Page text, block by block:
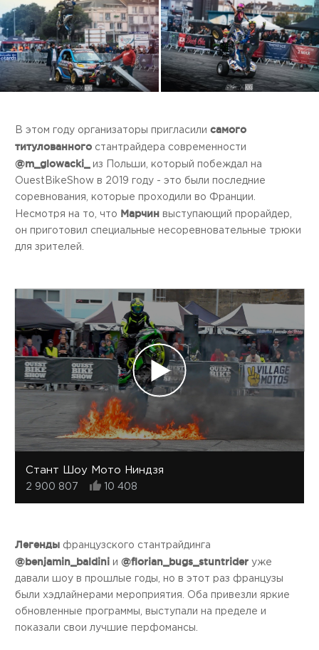
В этом году организаторы пригласилисамого
титулованного стантрайдера современности
@m_glowacki_ из Польши, который побеждал на
OuestBikeShow в 2019 году - это были последние
соревнования, которые проходили во Франции.
Несмотря на то, что Марчин выступающий прорайдер,
он приготовил специальные несоревновательные трюки
для зрителей.
Стант Шоу Мото Ниндзя
2 900 807 10 408
Легенды французского стантрайдинга
@benjamin_baldini и@florian_bugs_stuntrider уже
давали шоу в прошлые годы, но в этот раз французы
были хэдлайнерами мероприятия. Оба привезли яркие
обновленные программы, выступали на пределе и
показали свои лучшие перфомансы.